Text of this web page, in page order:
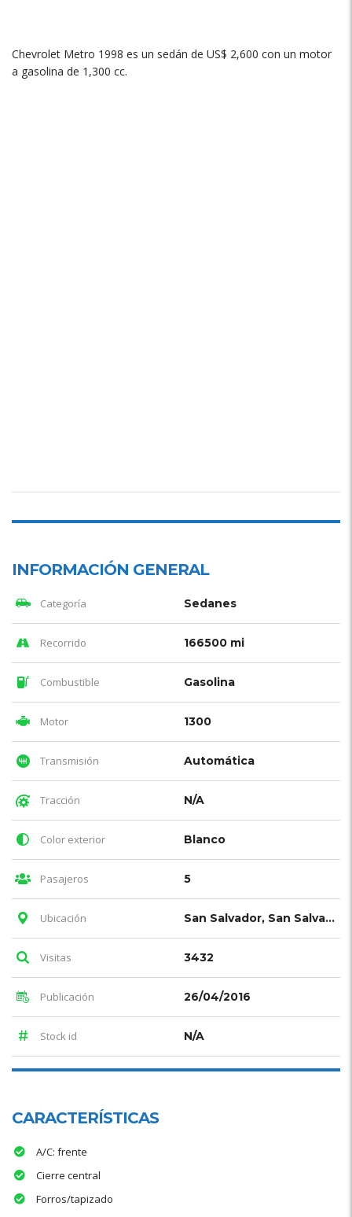
Chevrolet Metro 1998 es un sedán de US$ 2,600 con un motor
a gasolina de 1,300 cc.
INFORMACIÓN GENERAL
Categoría Sedanes
Recorrido 166500 mi
Combustible Gasolina
Motor 1300
Transmisión Automática
Tracción N/A
Color exterior Blanco
Pasajeros 5
Ubicación San Salvador, San Salvador
Visitas 3432
Publicación 26/04/2016
Stock id N/A
CARACTERÍSTICAS
A/C: frente
Cierre central
Forros/tapizado